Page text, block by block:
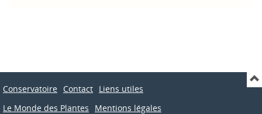
Conservatoire Contact Liens utiles
Le Monde des Plantes
Mentions légales